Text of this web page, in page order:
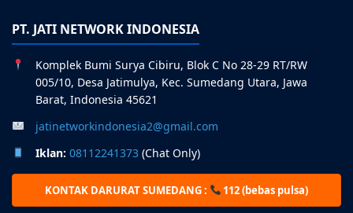
PT. JATI NETWORK INDONESIA
Komplek Bumi Surya Cibiru, Blok C No 28-29 RT/RW
005/10, Desa Jatimulya, Kec. Sumedang Utara, Jawa
Barat, Indonesia 45621
jatinetworkindonesia2@gmail.com
Iklan: 08112241373 (Chat Only)
KONTAK DARURAT SUMEDANG : 112 (bebas pulsa)